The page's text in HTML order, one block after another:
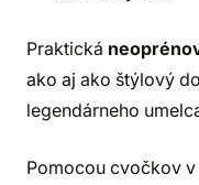
Praktická
ako aj ako štýlový
legendárneho
Pomocou cvočkov